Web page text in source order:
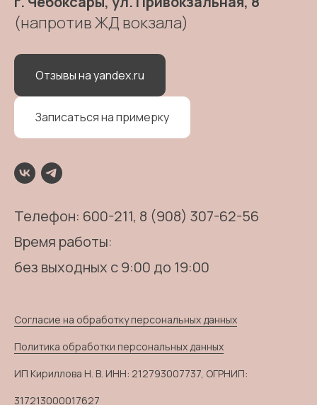
(напротив ЖД вокзала)
Отзывы на yandex.ru
Записаться на примерку
Телефон: 600-211, 8 (908) 307-62-56
Время работы:
без выходных с 9:00 до 19:00
Согласие на обработку персональных данных
Политика обработки персональных данных
ИП Кириллова Н. В. ИНН: 212793007737, ОГРНИП:
317213000017627